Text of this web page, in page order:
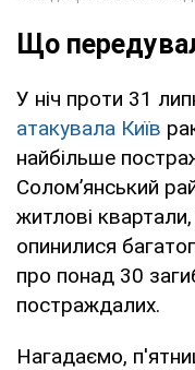
Що
У ніч проти 31
атакувала Київ
найбільше
Солом’янський
житлові
опинилися
про понад 30
постраждалих.
Нагадаємо,